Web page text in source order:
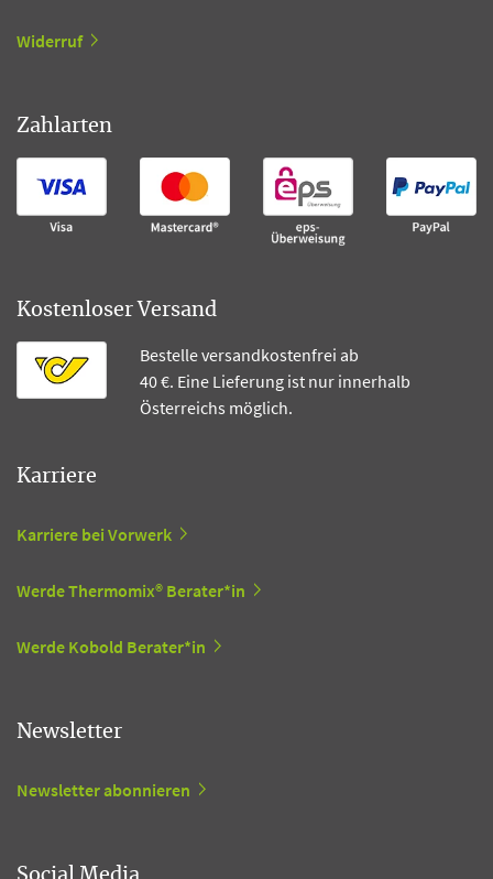
Widerruf
Zahlarten
Kostenloser Versand
Bestelle versandkostenfrei ab
40 €. Eine Lieferung ist nur innerhalb
Österreichs möglich.
Karriere
Karriere bei Vorwerk
Werde Thermomix® Berater*in
Werde Kobold Berater*in
Newsletter
Newsletter abonnieren